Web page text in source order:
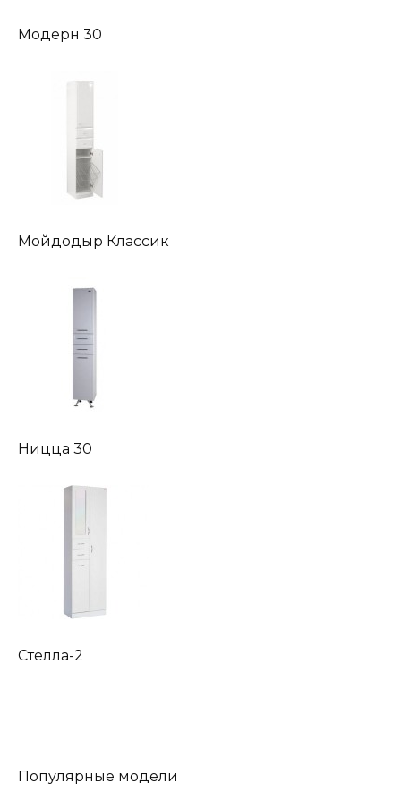
Модерн 30
Мойдодыр Классик
Ницца 30
Стелла-2
Популярные модели